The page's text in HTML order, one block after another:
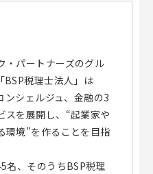
・パートナーズのグル
BSP税理士法人」は
シェルジュ、金融の3
スを展開し、“起業家や
環境”を作ることを目指
名、そのうちBSP税理